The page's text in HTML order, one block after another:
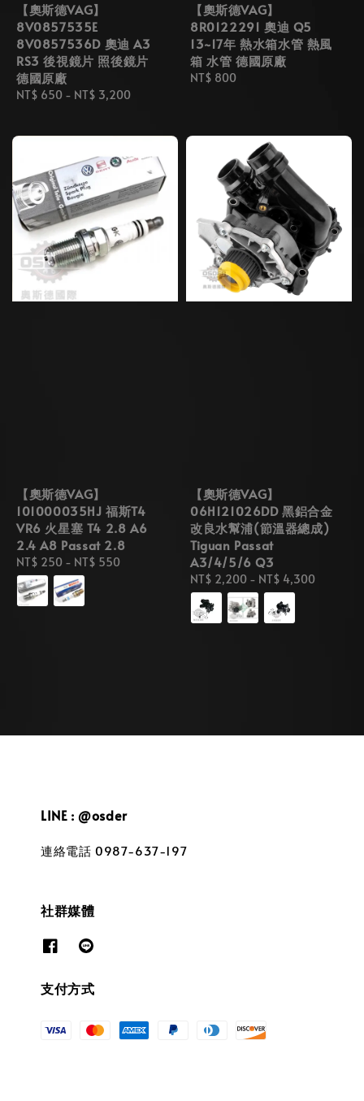
【奧斯德VAG】
8V0857535E
8V0857536D 奧迪 A3
RS3 後視鏡片 照後鏡片
德國原廠
Regular
NT$ 650 - NT$ 3,200
【奧斯德VAG】
8R0122291 奧迪 Q5
13~17年 熱水箱水管 熱風
箱 水管 德國原廠
Regular
NT$ 800
【奧斯德VAG】
101000035HJ 福斯T4
VR6 火星塞 T4 2.8 A6
2.4 A8 Passat 2.8
Regular
price
NT$ 250 - NT$ 550
【奧斯德VAG】
06H121026DD 黑鋁合金
改良水幫浦(節溫器總成)
Tiguan Passat
A3/4/5/6 Q3
Regular
price
NT$ 2,200 - NT$ 4,300
LINE : @osder
連絡電話 0987-637-197
社群媒體
支付方式